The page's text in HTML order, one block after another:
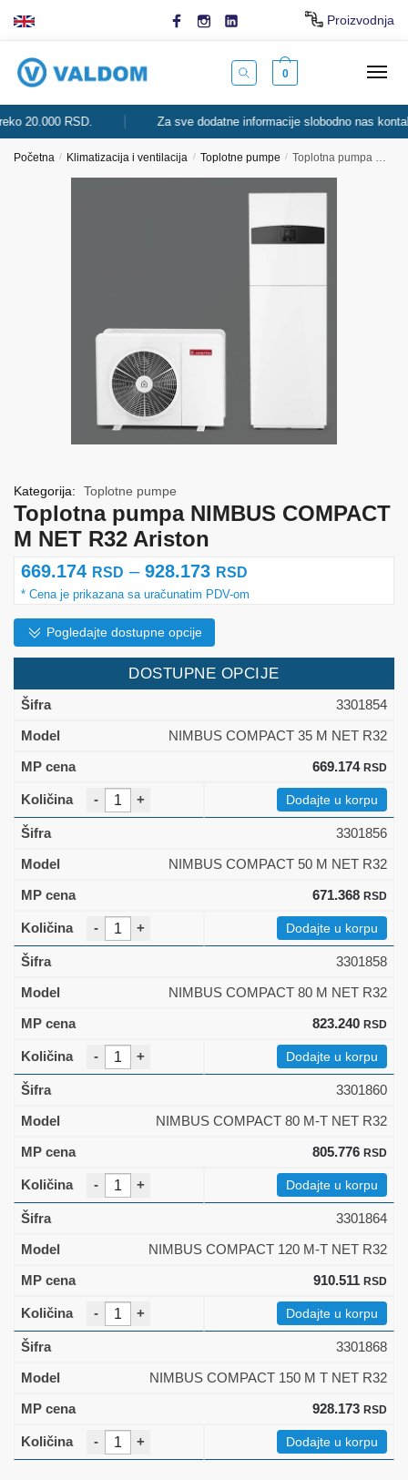
Proizvodnja
0
RSD. Za sve dodatne informacije slobodno nas
Početna / Klimatizacija i ventilacija / Toplotne pumpe / Toplotna pumpa NIMBUS COMPACT M NET R32 Ariston
Toplotna pumpa NIMBUS COMPACT
M NET R32 Ariston
669.174 RSD – 928.173 RSD
cena:
669.174 rsd
do
928.173 rsd
Pogledajte dostupne opcije
DOSTUPNE OPCIJE
3301854
NIMBUS COMPACT 35 M NET R32
669.174 RSD
- + Dodajte u korpu
3301856
NIMBUS COMPACT 50 M NET R32
671.368 RSD
- + Dodajte u korpu
3301858
NIMBUS COMPACT 80 M NET R32
823.240 RSD
- + Dodajte u korpu
3301860
NIMBUS COMPACT 80 M-T NET R32
805.776 RSD
- + Dodajte u korpu
3301864
NIMBUS COMPACT 120 M-T NET R32
910.511 RSD
- + Dodajte u korpu
3301868
NIMBUS COMPACT 150 M T NET R32
928.173 RSD
- + Dodajte u korpu
Kategorija: Toplotne pumpe